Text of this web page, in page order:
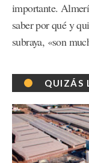
importante.
saber por qué y
subraya, «son
QUIZÁS